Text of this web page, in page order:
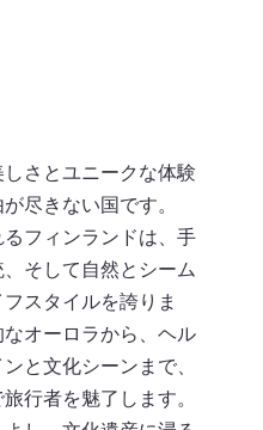
さとユニークな体験
尽きない国です。
るフィンランドは、手
そして自然とシーム
スタイルを誇りま
オーロラから、ヘル
と文化シーンまで、
行者を魅了します。